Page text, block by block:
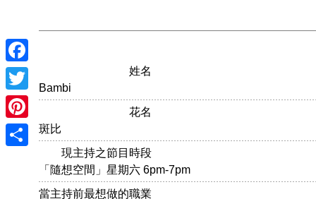
Facebook
Twitter
Pinterest
姓名
Bambi
花名
斑比
現主持之節目時段
「隨想空間」星期六 6pm-7pm
當主持前最想做的職業